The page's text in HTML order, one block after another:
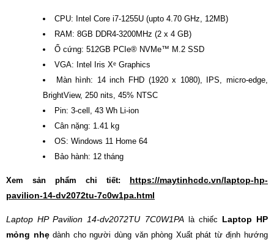
CPU: Intel Core i7-1255U (upto 4.70 GHz, 12MB)
RAM: 8GB DDR4-3200MHz (2 x 4 GB)
Ổ cứng: 512GB PCIe® NVMe™ M.2 SSD
VGA: Intel Iris Xᵉ Graphics
Màn hình: 14 inch FHD (1920 x 1080), IPS, micro-edge,
BrightView, 250 nits, 45% NTSC
Pin: 3-cell, 43 Wh Li-ion
Cân nặng: 1.41 kg
OS: Windows 11 Home 64
Bảo hành: 12 tháng
Xem sản phẩm chi tiết: https://maytinhcdc.vn/laptop-hp-
pavilion-14-dv2072tu-7c0w1pa.html
Laptop HP Pavilion 14-dv2072TU 7C0W1PAlà chiếc Laptop HP
mỏng nhẹdành cho người dùng văn phòng Xuất phát từ định hướng